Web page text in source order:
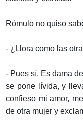
Rómulo no quiso
- ¿Llora como las
- Pues sí. Es dama
se pone lívida, y
confieso mi amor,
de otra mujer y